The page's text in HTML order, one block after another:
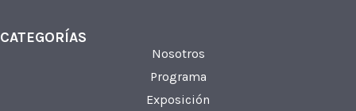
CATEGORÍAS
Nosotros
Programa
Exposición